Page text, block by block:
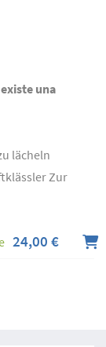
una
lächeln
Zur
24,00 €